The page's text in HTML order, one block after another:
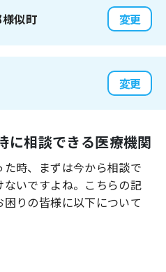
似町 変更
変更
に相談できる医療機関
時、まずは今から相談で
いですよね。こちらの記
困りの皆様に以下について